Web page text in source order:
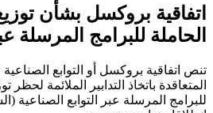
اتفاقية بروكسل بشأن
الحاملة للبرامج المرسلة
تنص اتفاقية بروكسل أو التوابع
المتعاقدة باتخاذ التدابير الملائمة لحظر
للبرامج المرسلة عبر التوابع الصناعية